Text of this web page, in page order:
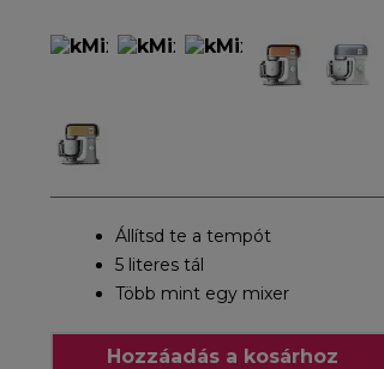
Állítsd te a tempót
5 literes tál
Több mint egy mixer
Hozzáadás a kosárhoz